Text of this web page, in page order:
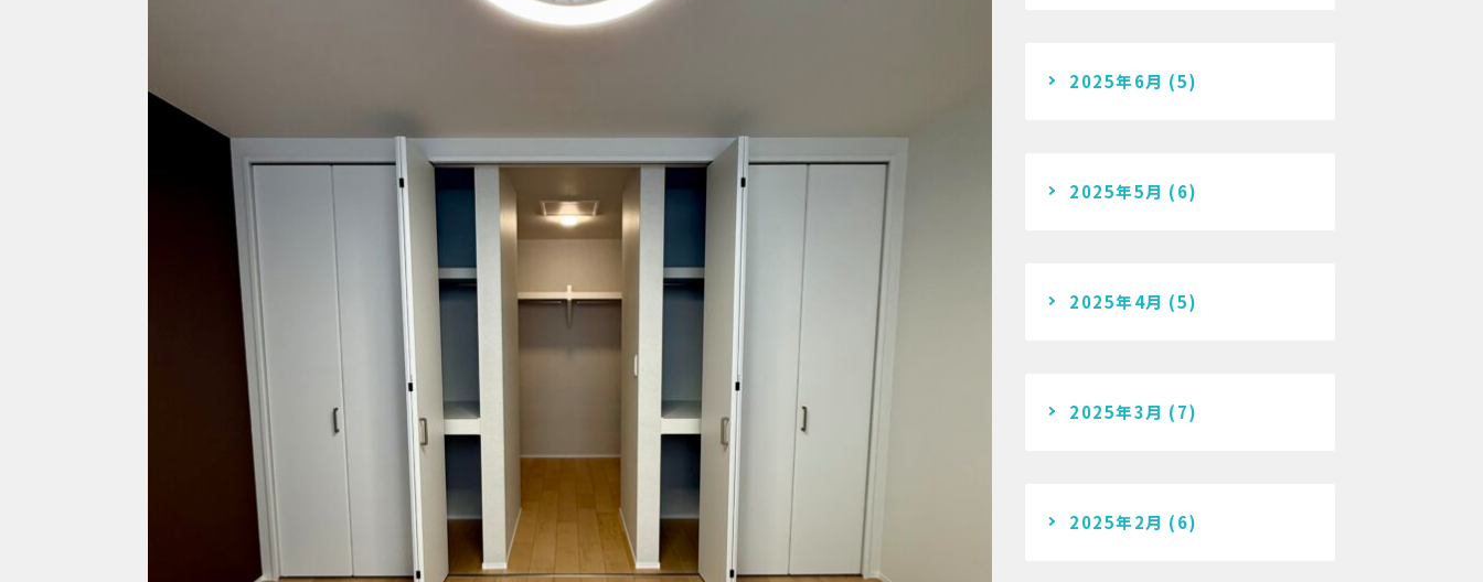
2025年6月 (5)
2025年5月 (6)
2025年4月 (5)
2025年3月 (7)
2025年2月 (6)